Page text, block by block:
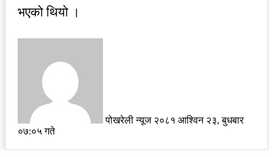
भएको थियो ।
पोखरेली न्यूज २०८१ आश्विन २३, बुधबार
०७:०५ गते